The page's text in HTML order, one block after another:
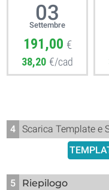
03
Settembre
191,00 €
38,20 €/cad
4 Scarica Template e
5
Riepilogo